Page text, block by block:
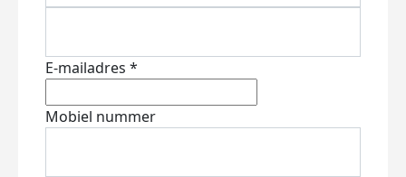
E-mailadres *
Mobiel nummer